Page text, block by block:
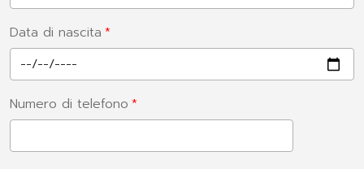
Data di nascita
Numero di telefono